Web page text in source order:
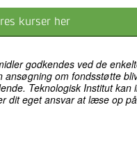
kurser her
godkendes ved de
om fondsstøtte
Teknologisk Institut kan
dit eget ansvar at læse op